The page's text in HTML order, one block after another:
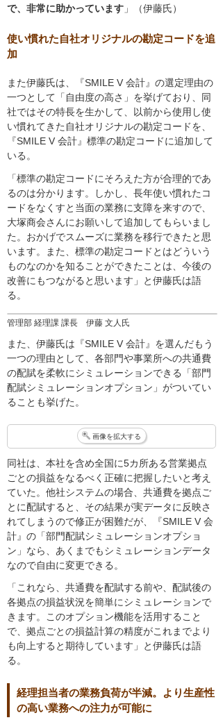
で、非常に助かっています 」（伊藤氏）
使い慣れた自社オリジナルの勘定コードを追
加
管理部 経理課 課長 伊藤 文人氏
また伊藤氏は、『SMILE V 会計』の選定理由の
一つとして「自由度の高さ」を挙げており、同
社ではその特長を生かして、以前から使用し使
い慣れてきた自社オリジナルの勘定コードを、
『SMILE V 会計』標準の勘定コードに追加して
いる。
「標準の勘定コードにそろえた方が合理的であ
るのは分かります。しかし、長年使い慣れたコ
ードをなくすと当面の業務に支障を来すので、
大塚商会さんにお願いして追加してもらいまし
た。おかげでスムーズに業務を移行できたと思
います。また、標準の勘定コードとはどういう
ものなのかを知ることができたことは、今後の
改善にもつながると思います」と伊藤氏は語
る。
また、伊藤氏は『SMILE V 会計』を選んだもう
一つの理由として、各部門や事業所への共通費
の配賦を柔軟にシミュレーションできる「部門
配賦シミュレーションオプション」がついてい
ることも挙げた。
画像を拡大する
同社は、本社を含め全国に5カ所ある営業拠点
ごとの損益をなるべく正確に把握したいと考え
ていた。他社システムの場合、共通費を拠点ご
とに配賦すると、その結果が実データに反映さ
れてしまうので修正が困難だが、『SMILE V 会
計』の「部門配賦シミュレーションオプショ
ン」なら、あくまでもシミュレーションデータ
なので自由に変更できる。
「これなら、共通費を配賦する前や、配賦後の
各拠点の損益状況を簡単にシミュレーションで
きます。このオプション機能を活用すること
で、拠点ごとの損益計算の精度がこれまでより
も向上すると期待しています」と伊藤氏は語
る。
経理担当者の業務負荷が半減。より生産性
の高い業務への注力が可能に